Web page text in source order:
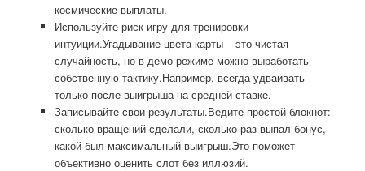
космические выплаты.
Используйте риск-игру для тренировки
интуиции.Угадывание цвета карты – это чистая
случайность, но в демо-режиме можно выработать
собственную тактику.Например, всегда удваивать
только после выигрыша на средней ставке.
Записывайте свои результаты.Ведите простой блокнот:
сколько вращений сделали, сколько раз выпал бонус,
какой был максимальный выигрыш.Это поможет
объективно оценить слот без иллюзий.